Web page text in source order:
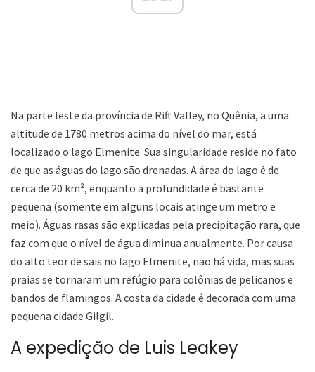
Na parte leste da província de Rift Valley, no Quênia, a uma
altitude de 1780 metros acima do nível do mar, está
localizado o lago Elmenite. Sua singularidade reside no fato
de que as águas do lago são drenadas. A área do lago é de
cerca de 20 km², enquanto a profundidade é bastante
pequena (somente em alguns locais atinge um metro e
meio). Águas rasas são explicadas pela precipitação rara, que
faz com que o nível de água diminua anualmente. Por causa
do alto teor de sais no lago Elmenite, não há vida, mas suas
praias se tornaram um refúgio para colônias de pelicanos e
bandos de flamingos. A costa da cidade é decorada com uma
pequena cidade Gilgil.
A expedição de Luis Leakey